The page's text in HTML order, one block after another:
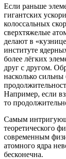
Если раньше
гигантских
колоссальных
сверхтяжелые
делают в
институте
более лёгких
друг с другом.
насколько сильны
Например, если
то
Самым
теоретического
современным
атомного ядра
бесконечна.